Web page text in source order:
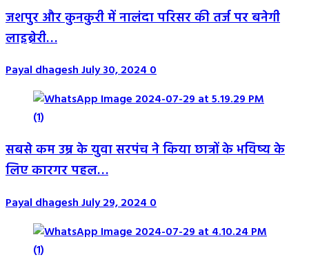
जशपुर और कुनकुरी में नालंदा परिसर की तर्ज पर बनेगी
लाइब्रेरी…
Payal dhageshJuly 30, 20240
सबसे कम उम्र के युवा सरपंच ने किया छात्रों के भविष्य के
लिए कारगर पहल…
Payal dhageshJuly 29, 20240